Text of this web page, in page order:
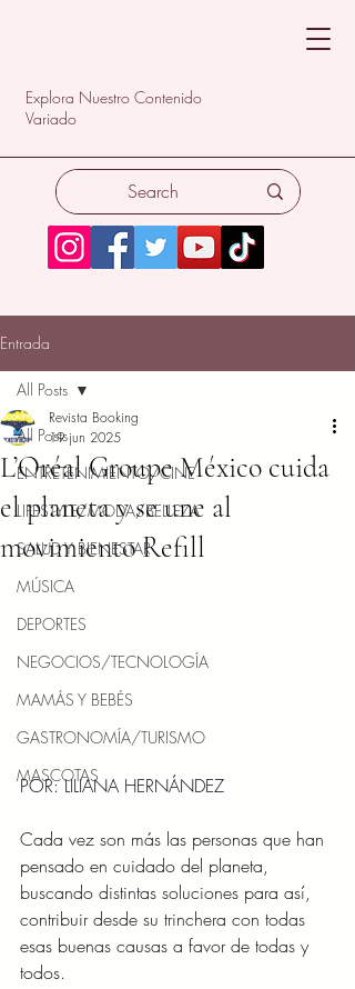
Explora Nuestro Contenido
Variado
Entrada
All Posts
ENTRETENIMIENTO/CINE
LIFESTYLE/MODA/BELLEZA
SALUD Y BIENESTAR
MÚSICA
DEPORTES
NEGOCIOS/TECNOLOGÍA
MAMÁS Y BEBÉS
GASTRONOMÍA/TURISMO
MASCOTAS
All Posts
L’Oréal Groupe México cuida
el planeta y se une al
movimiento Refill
Revista Booking
19 jun 2025
POR: LILIANA HERNÁNDEZ
Cada vez son más las personas que han
pensado en cuidado del planeta,
buscando distintas soluciones para así,
contribuir desde su trinchera con todas
esas buenas causas a favor de todas y
todos.